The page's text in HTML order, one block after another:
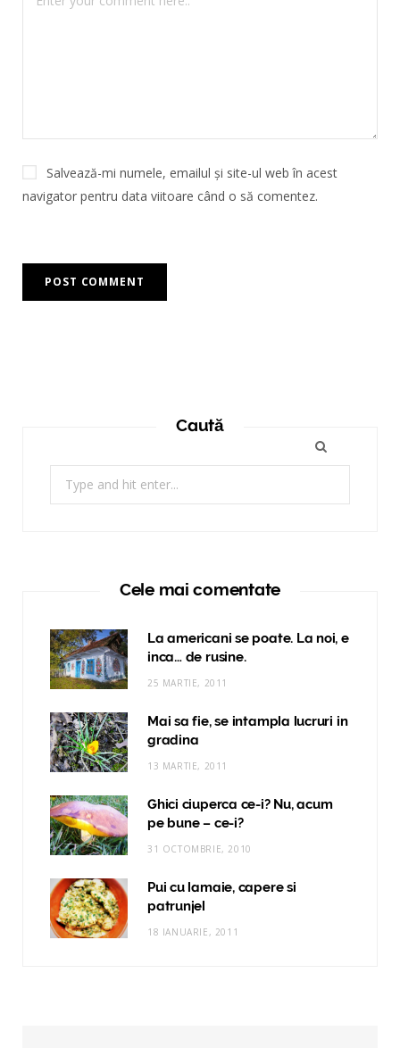
Salvează-mi numele, emailul și site-ul web în acest
navigator pentru data viitoare când o să comentez.
Caută
Cele mai comentate
La americani se poate. La noi, e
inca… de rusine.
25 MARTIE, 2011
Mai sa fie, se intampla lucruri in
gradina
13 MARTIE, 2011
Ghici ciuperca ce-i? Nu, acum
pe bune – ce-i?
31 OCTOMBRIE, 2010
Pui cu lamaie, capere si
patrunjel
18 IANUARIE, 2011